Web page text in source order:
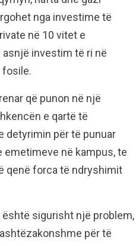
nga investime të
në 10 vitet e
investim të ri në
fosile.
që punon në një
e qartë të
detyrimin për të punuar
në kampus, te
qenë forca të ndryshimit
sigurisht një problem,
për të